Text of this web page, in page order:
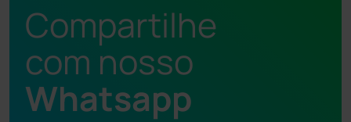
Compartilhe
com nosso
Whatsapp